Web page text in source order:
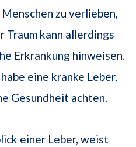
zu verlieben,
Traum kann allerdings
Erkrankung hinweisen.
eine kranke Leber,
Gesundheit achten.
einer Leber, weist